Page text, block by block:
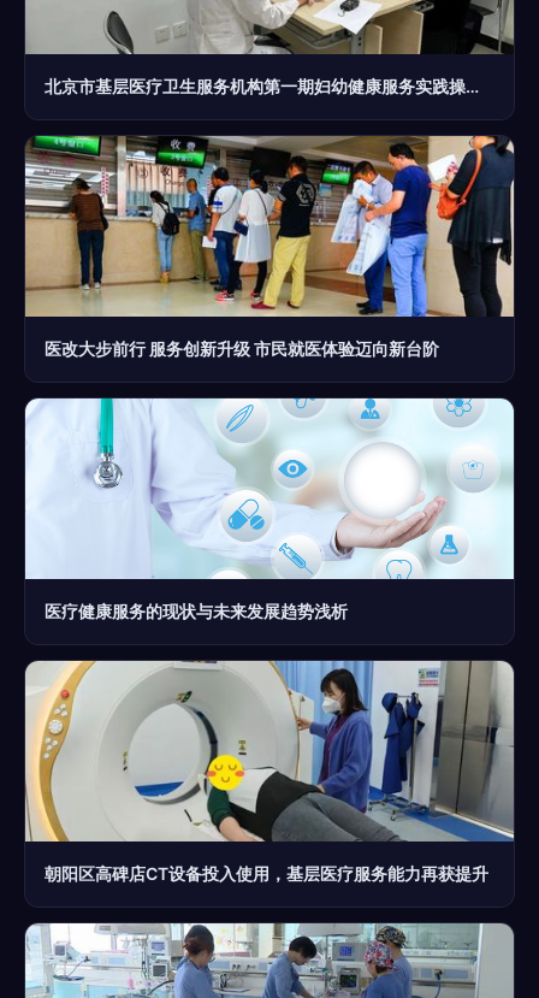
北京市基层医疗卫生服务机构第一期妇幼健康服务实践操作规范化培训顺利举办
医改大步前行 服务创新升级 市民就医体验迈向新台阶
医疗健康服务的现状与未来发展趋势浅析
朝阳区高碑店CT设备投入使用，基层医疗服务能力再获提升